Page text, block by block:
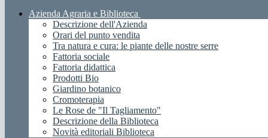
Azienda Agraria e Biblioteca
Descrizione dell'Azienda
Orari del punto vendita
Tra natura e cura: le piante delle nostre serre
Fattoria sociale
Fattoria didattica
Prodotti Bio
Giardino botanico
Cromoterapia
Le Rose de "Il Tagliamento"
Descrizione della Biblioteca
Novità editoriali Biblioteca